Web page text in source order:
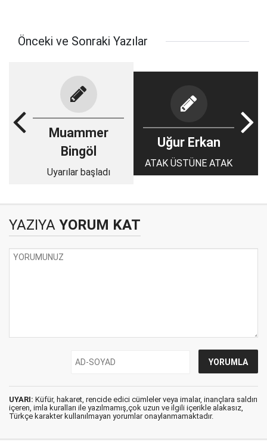
Önceki ve Sonraki Yazılar
Muammer
Bingöl
Uyarılar başladı
Uğur Erkan
ATAK ÜSTÜNE ATAK
YAZIYA YORUM KAT
UYARI: Küfür, hakaret, rencide edici cümleler veya imalar, inançlara saldırı
içeren, imla kuralları ile yazılmamış,çok uzun ve ilgili içerikle alakasız,
Türkçe karakter kullanılmayan yorumlar onaylanmamaktadır.